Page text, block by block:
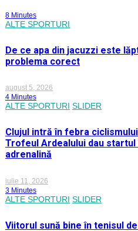
8 Minutes
ALTE SPORTURI
De ce apa din jacuzzi este
problema corect
august 5, 2026
4 Minutes
ALTE SPORTURI SLIDER
Clujul intră în febra
Trofeul Ardealului dau startul
adrenalină
iulie 11, 2026
3 Minutes
ALTE SPORTURI SLIDER
Viitorul sună bine în tenisul